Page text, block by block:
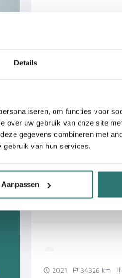
Details
om functies voor
over uw gebruik van onze site
gegevens combineren met
gebruik van hun services.
Aanpassen Vanaf
€ 475,-
(excl.
2021 34326 km